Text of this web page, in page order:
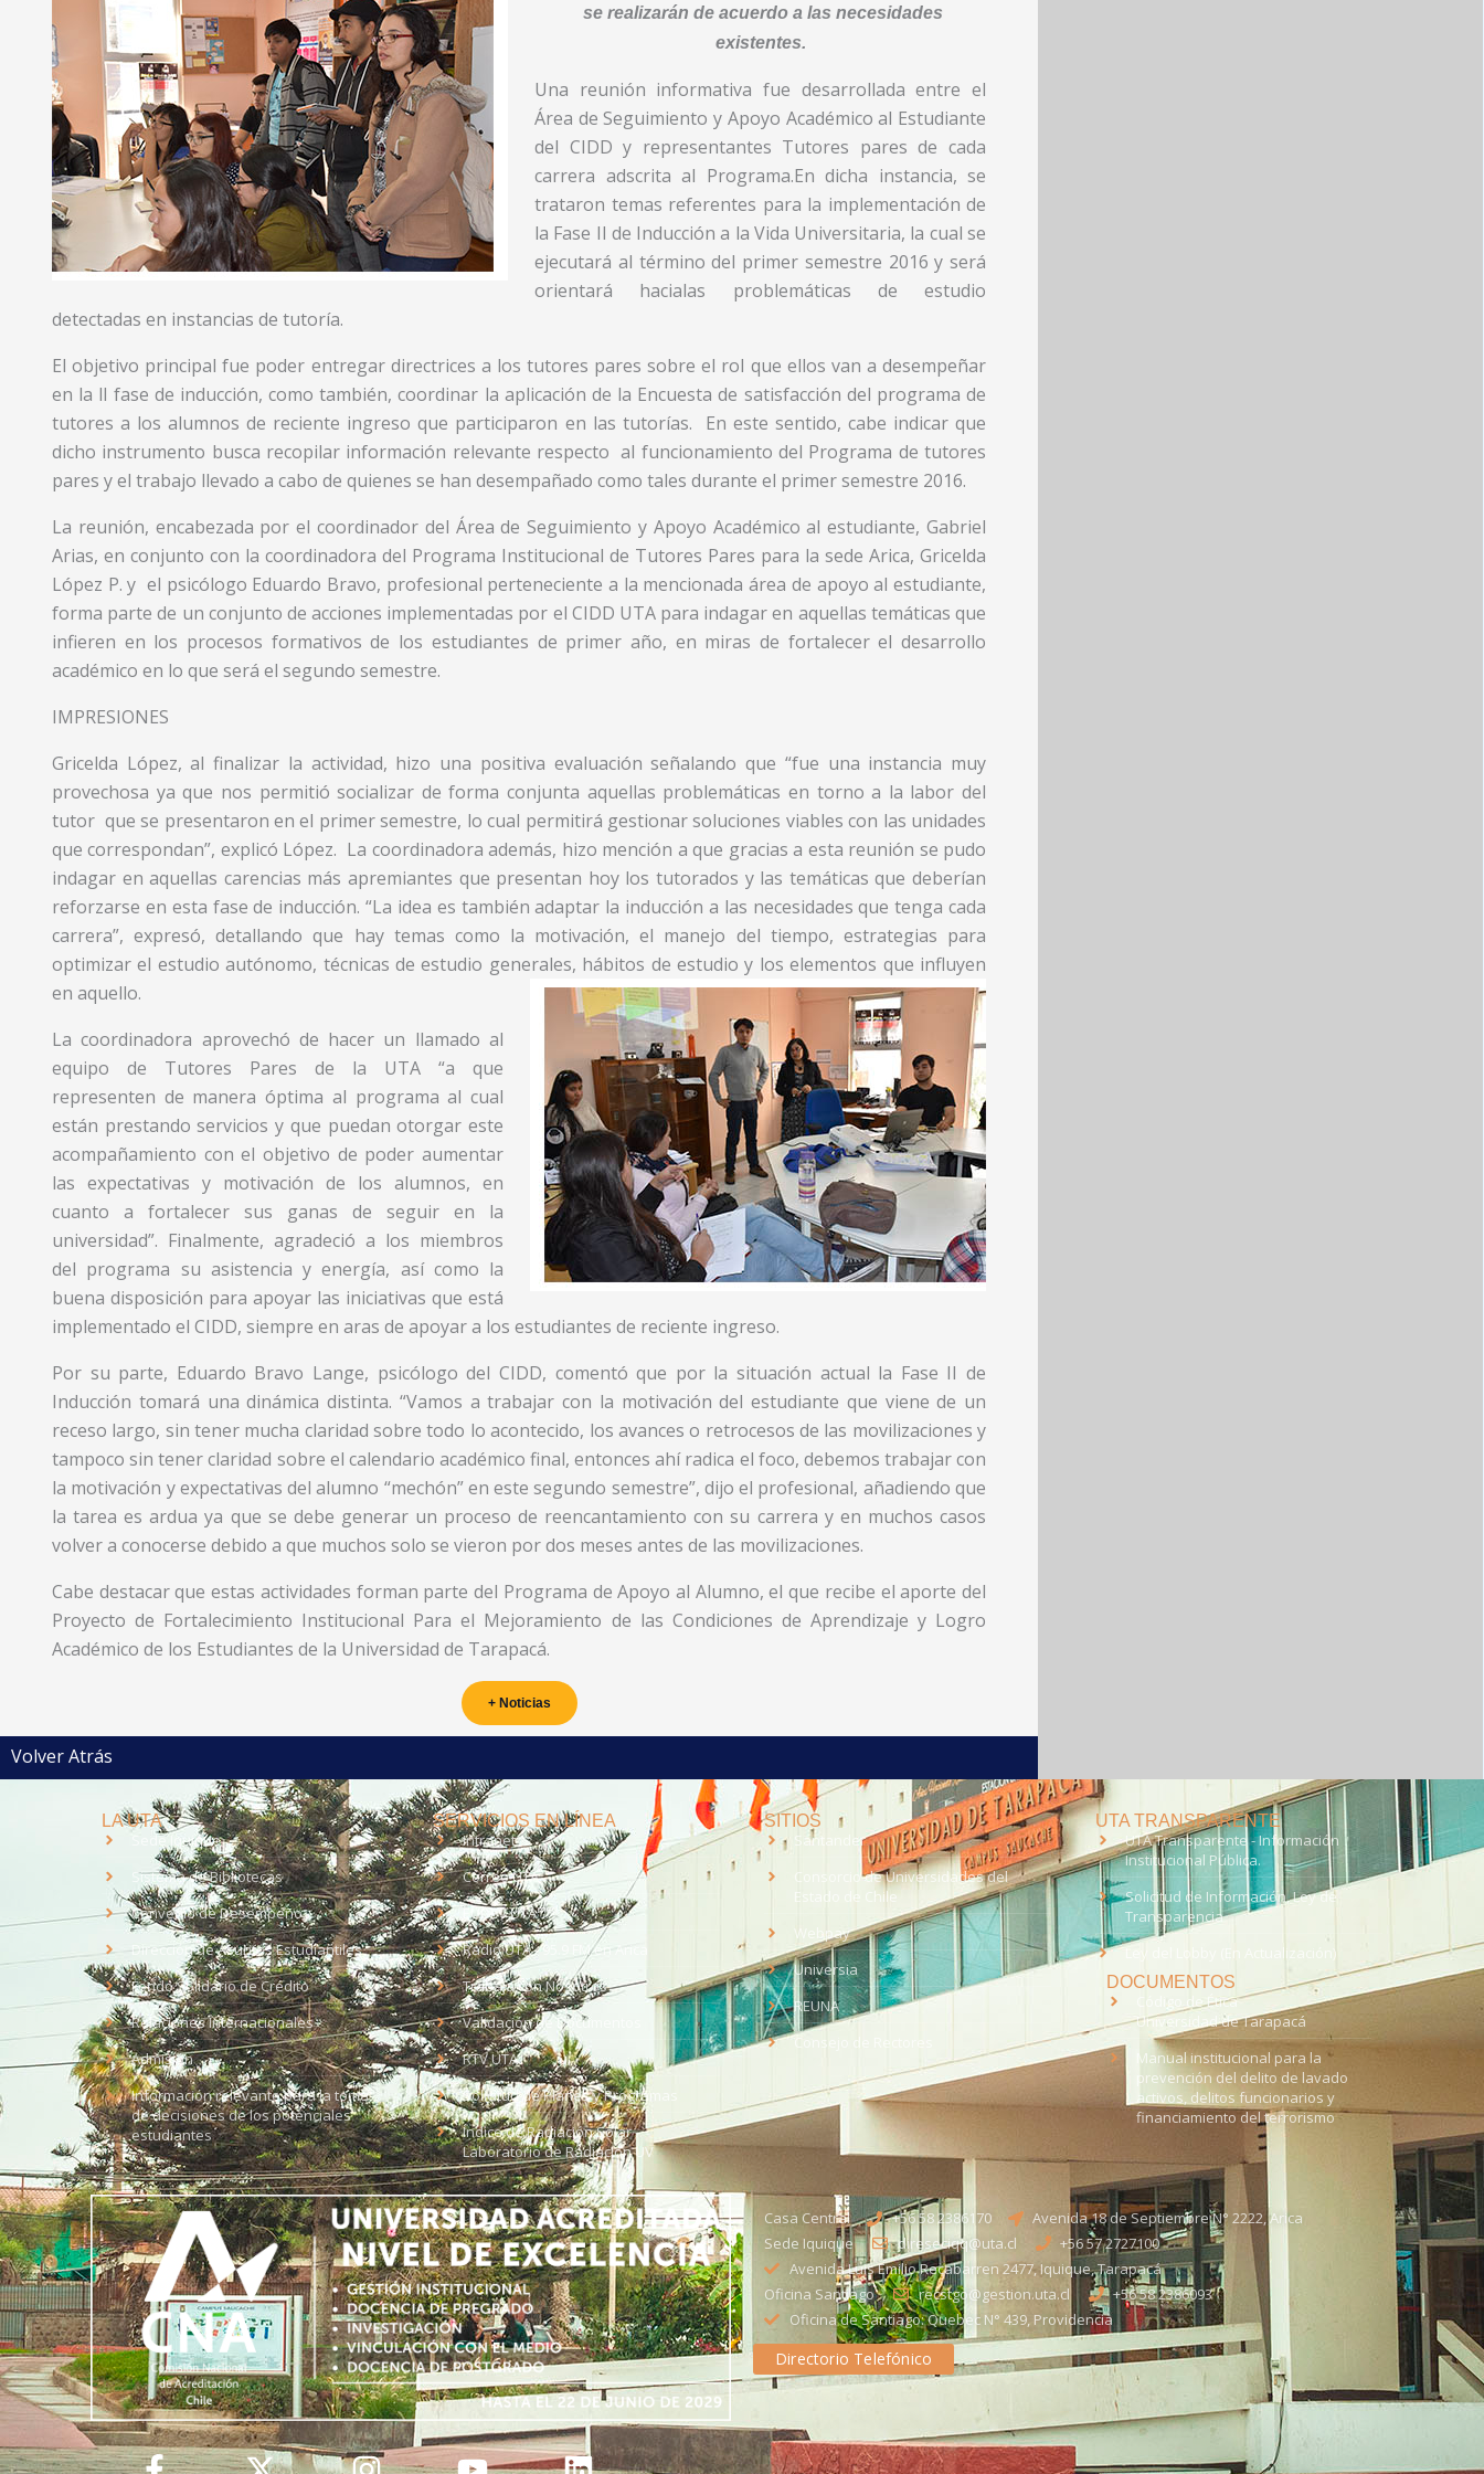
se realizarán de acuerdo a las necesidades
existentes.
Una reunión informativa fue desarrollada entre el
Área de Seguimiento y Apoyo Académico al Estudiante
del CIDD y representantes Tutores pares de cada
carrera adscrita al Programa.En dicha instancia, se
trataron temas referentes para la implementación de
la Fase II de Inducción a la Vida Universitaria, la cual se
ejecutará al término del primer semestre 2016 y será
orientará hacialas problemáticas de estudio
detectadas en instancias de tutoría.
El objetivo principal fue poder entregar directrices a los tutores pares sobre el rol que ellos van a desempeñar
en la ll fase de inducción, como también, coordinar la aplicación de la Encuesta de satisfacción del programa de
tutores a los alumnos de reciente ingreso que participaron en las tutorías. En este sentido, cabe indicar que
dicho instrumento busca recopilar información relevante respecto al funcionamiento del Programa de tutores
pares y el trabajo llevado a cabo de quienes se han desempañado como tales durante el primer semestre 2016.
La reunión, encabezada por el coordinador del Área de Seguimiento y Apoyo Académico al estudiante, Gabriel
Arias, en conjunto con la coordinadora del Programa Institucional de Tutores Pares para la sede Arica, Gricelda
López P. y el psicólogo Eduardo Bravo, profesional perteneciente a la mencionada área de apoyo al estudiante,
forma parte de un conjunto de acciones implementadas por el CIDD UTA para indagar en aquellas temáticas que
infieren en los procesos formativos de los estudiantes de primer año, en miras de fortalecer el desarrollo
académico en lo que será el segundo semestre.
IMPRESIONES
Gricelda López, al finalizar la actividad, hizo una positiva evaluación señalando que “fue una instancia muy
provechosa ya que nos permitió socializar de forma conjunta aquellas problemáticas en torno a la labor del
tutor que se presentaron en el primer semestre, lo cual permitirá gestionar soluciones viables con las unidades
que correspondan”, explicó López. La coordinadora además, hizo mención a que gracias a esta reunión se pudo
indagar en aquellas carencias más apremiantes que presentan hoy los tutorados y las temáticas que deberían
reforzarse en esta fase de inducción. “La idea es también adaptar la inducción a las necesidades que tenga cada
carrera”, expresó, detallando que hay temas como la motivación, el manejo del tiempo, estrategias para
optimizar el estudio autónomo, técnicas de estudio generales, hábitos de estudio y los elementos que influyen
en aquello.
La coordinadora aprovechó de hacer un llamado al
equipo de Tutores Pares de la UTA “a que
representen de manera óptima al programa al cual
están prestando servicios y que puedan otorgar este
acompañamiento con el objetivo de poder aumentar
las expectativas y motivación de los alumnos, en
cuanto a fortalecer sus ganas de seguir en la
universidad”. Finalmente, agradeció a los miembros
del programa su asistencia y energía, así como la
buena disposición para apoyar las iniciativas que está
implementado el CIDD, siempre en aras de apoyar a los estudiantes de reciente ingreso.
Por su parte, Eduardo Bravo Lange, psicólogo del CIDD, comentó que por la situación actual la Fase II de
Inducción tomará una dinámica distinta. “Vamos a trabajar con la motivación del estudiante que viene de un
receso largo, sin tener mucha claridad sobre todo lo acontecido, los avances o retrocesos de las movilizaciones y
tampoco sin tener claridad sobre el calendario académico final, entonces ahí radica el foco, debemos trabajar con
la motivación y expectativas del alumno “mechón” en este segundo semestre”, dijo el profesional, añadiendo que
la tarea es ardua ya que se debe generar un proceso de reencantamiento con su carrera y en muchos casos
volver a conocerse debido a que muchos solo se vieron por dos meses antes de las movilizaciones.
Cabe destacar que estas actividades forman parte del Programa de Apoyo al Alumno, el que recibe el aporte del
Proyecto de Fortalecimiento Institucional Para el Mejoramiento de las Condiciones de Aprendizaje y Logro
Académico de los Estudiantes de la Universidad de Tarapacá.
+ Noticias
Volver Atrás
LA UTA
Sede Iquique
Sistema de Bibliotecas
Convenio de Desempeño
Dirección de Asuntos Estudiantiles
Fondo Solidario de Crédito
Relaciones Internacionales
Admisión
Información relevante para la toma
de decisiones de los potenciales
estudiantes
SERVICIOS EN LÍNEA
Intranet
Correo UTA
EUDEV UTAmed
Radio UTA - 95.9 FM en Arica
Trabaja con Nosotros
Validación de Documentos
RTV UTA
Solicitud de Planes y Programas
Índice de Radiación Solar -
Laboratorio de Radiación UV
SITIOS
Santander
Consorcio de Universidades del
Estado de Chile
Webpay
Universia
REUNA
UTA TRANSPARENTE
UTA Transparente - Información
Institucional Pública.
Solicitud de Información, Ley de
Transparencia
Ley del Lobby (En Actualización)
DOCUMENTOS
Código de Ética
Universidad de Tarapacá
Manual institucional para la
prevención del delito de lavado
activos, delitos funcionarios y
financiamiento del terrorismo
Casa Central +56 58 2386170
Avenida 18 de Septiembre N° 2222, Arica
Sede Iquique
direseciqq@uta.cl
+56 57 2727100​
Avenida Luis Emilio Recabarren 2477, Iquique, Tarapacá
Oficina Santiago
recstgo@gestion.uta.cl
+56 58 2386093
Oficina de Santiago: Quebec N° 439, Providencia
Directorio Telefónico